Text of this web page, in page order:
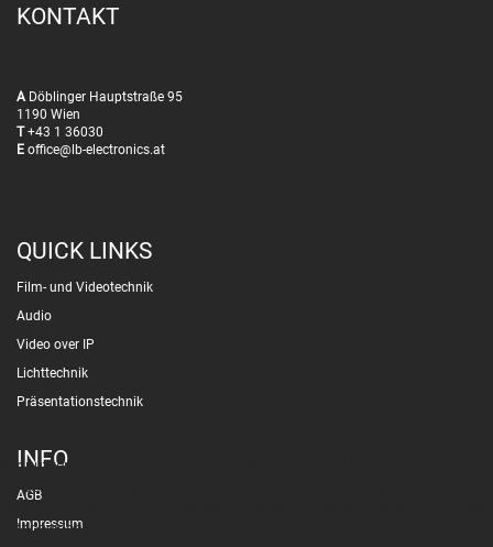
KONTAKT
A Döblinger Hauptstraße 95
1190 Wien
T+43 1 36030
E office@lb-electronics.at
QUICK LINKS
Film- und Videotechnik
Audio
Video over IP
Lichttechnik
Präsentationstechnik
INFO
AGB
Impressum
Wir nutzen Cookies auf unserer Website. Einige von ihnen sind essenziell
für den Betrieb der Seite, während andere uns helfen, diese Website und
entscheiden, ob Sie die Cookies zulassen möchten. Bitte beachten Sie,